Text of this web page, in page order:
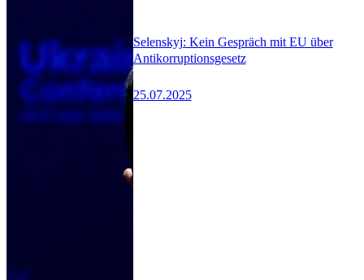
Selenskyj: Kein Gespräch mit EU über
Antikorruptionsgesetz
25.07.2025